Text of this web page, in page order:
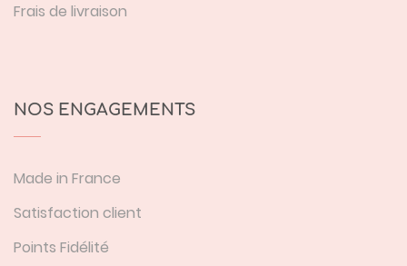
Frais de livraison
NOS ENGAGEMENTS
Made in France
Satisfaction client
Points Fidélité